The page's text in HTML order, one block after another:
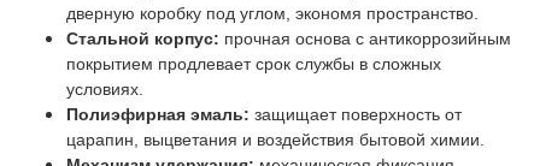
дверную коробку под углом, экономя пространство.
Стальной корпус: прочная основа с антикоррозийным
покрытием продлевает срок службы в сложных
условиях.
Полиэфирная эмаль: защищает поверхность от
царапин, выцветания и воздействия бытовой химии.